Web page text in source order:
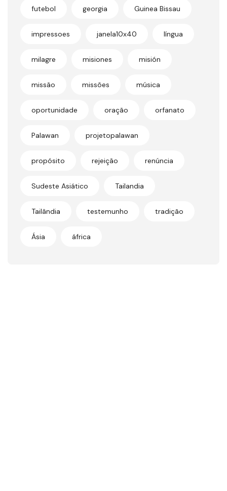
futebol georgia Guinea Bissau
impressoes janela10x40 língua
milagre misiones misión
missão missões música
oportunidade oração orfanato
Palawan projetopalawan
propósito rejeição renúncia
Sudeste Asiático Tailandia
Tailândia testemunho tradição
Ásia áfrica